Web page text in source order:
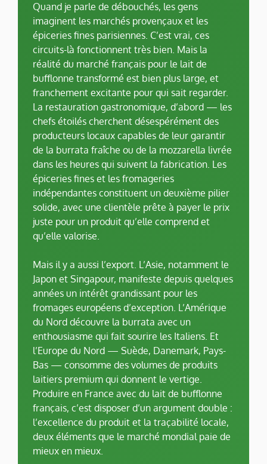
Quand je parle de débouchés, les gens
imaginent les marchés provençaux et les
épiceries fines parisiennes. C’est vrai, ces
circuits-là fonctionnent très bien. Mais la
réalité du marché français pour le lait de
bufflonne transformé est bien plus large, et
franchement excitante pour qui sait regarder.
La restauration gastronomique, d’abord — les
chefs étoilés cherchent désespérément des
producteurs locaux capables de leur garantir
de la burrata fraîche ou de la mozzarella livrée
dans les heures qui suivent la fabrication. Les
épiceries fines et les fromageries
indépendantes constituent un deuxième pilier
solide, avec une clientèle prête à payer le prix
juste pour un produit qu’elle comprend et
qu’elle valorise.
Mais il y a aussi l’export. L’Asie, notamment le
Japon et Singapour, manifeste depuis quelques
années un intérêt grandissant pour les
fromages européens d’exception. L’Amérique
du Nord découvre la burrata avec un
enthousiasme qui fait sourire les Italiens. Et
l’Europe du Nord — Suède, Danemark, Pays-
Bas — consomme des volumes de produits
laitiers premium qui donnent le vertige.
Produire en France avec du lait de bufflonne
français, c’est disposer d’un argument double :
l’excellence du produit et la traçabilité locale,
deux éléments que le marché mondial paie de
mieux en mieux.